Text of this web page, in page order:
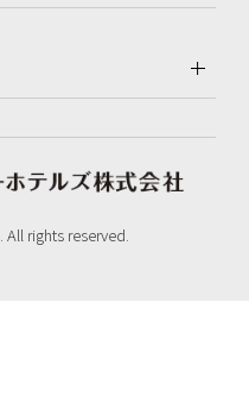
All rights reserved.